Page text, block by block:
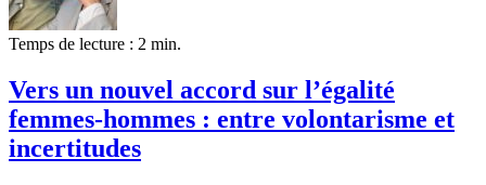
Temps de lecture : 2 min.
Vers un nouvel accord sur l’égalité
femmes-hommes : entre volontarisme et
incertitudes